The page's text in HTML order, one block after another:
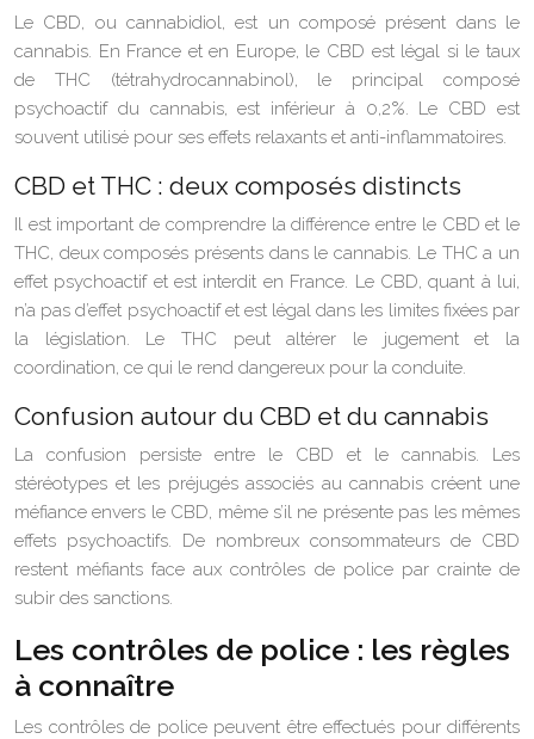
Le CBD, ou cannabidiol, est un composé présent dans le
cannabis. En France et en Europe, le CBD est légal si le taux
de THC (tétrahydrocannabinol), le principal composé
psychoactif du cannabis, est inférieur à 0,2%. Le CBD est
souvent utilisé pour ses effets relaxants et anti-inflammatoires.
CBD et THC : deux composés distincts
Il est important de comprendre la différence entre le CBD et le
THC, deux composés présents dans le cannabis. Le THC a un
effet psychoactif et est interdit en France. Le CBD, quant à lui,
n’a pas d’effet psychoactif et est légal dans les limites fixées par
la législation. Le THC peut altérer le jugement et la
coordination, ce qui le rend dangereux pour la conduite.
Confusion autour du CBD et du cannabis
La confusion persiste entre le CBD et le cannabis. Les
stéréotypes et les préjugés associés au cannabis créent une
méfiance envers le CBD, même s’il ne présente pas les mêmes
effets psychoactifs. De nombreux consommateurs de CBD
restent méfiants face aux contrôles de police par crainte de
subir des sanctions.
Les contrôles de police : les règles
à connaître
Les contrôles de police peuvent être effectués pour différents